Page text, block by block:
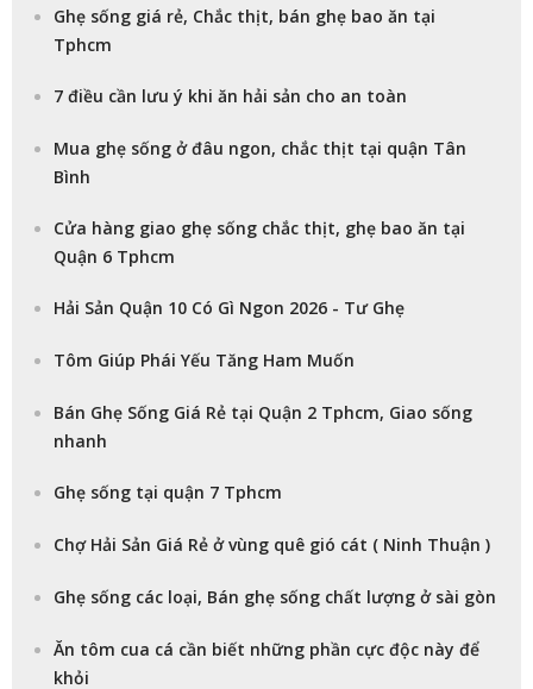
Ghẹ sống giá rẻ, Chắc thịt, bán ghẹ bao ăn tại
Tphcm
7 điều cần lưu ý khi ăn hải sản cho an toàn
Mua ghẹ sống ở đâu ngon, chắc thịt tại quận Tân
Bình
Cửa hàng giao ghẹ sống chắc thịt, ghẹ bao ăn tại
Quận 6 Tphcm
Hải Sản Quận 10 Có Gì Ngon 2026 - Tư Ghẹ
Tôm Giúp Phái Yếu Tăng Ham Muốn
Bán Ghẹ Sống Giá Rẻ tại Quận 2 Tphcm, Giao sống
nhanh
Ghẹ sống tại quận 7 Tphcm
Chợ Hải Sản Giá Rẻ ở vùng quê gió cát ( Ninh Thuận )
Ghẹ sống các loại, Bán ghẹ sống chất lượng ở sài gòn
Ăn tôm cua cá cần biết những phần cực độc này để
khỏi